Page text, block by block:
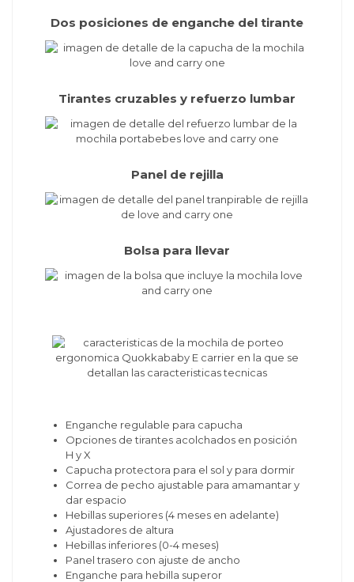
Dos posiciones de enganche del tirante
Tirantes cruzables y refuerzo lumbar
Panel de rejilla
Bolsa para llevar
Enganche regulable para capucha
Opciones de tirantes acolchados en posición
H y X
Capucha protectora para el sol y para dormir
Correa de pecho ajustable para amamantar y
dar espacio
Hebillas superiores (4 meses en adelante)
Ajustadores de altura
Hebillas inferiores (0-4 meses)
Panel trasero con ajuste de ancho
Enganche para hebilla superor